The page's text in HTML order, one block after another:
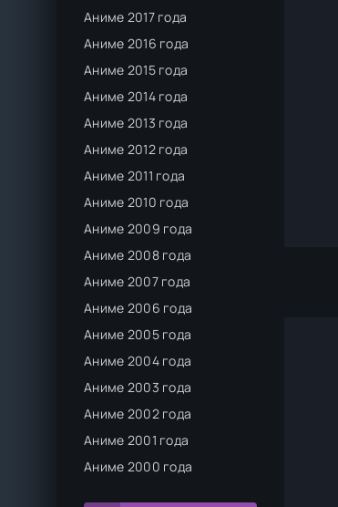
Аниме 2017 года
Аниме 2016 года
Аниме 2015 года
Аниме 2014 года
Аниме 2013 года
Аниме 2012 года
Аниме 2011 года
Аниме 2010 года
Аниме 2009 года
Аниме 2008 года
Аниме 2007 года
Аниме 2006 года
Аниме 2005 года
Аниме 2004 года
Аниме 2003 года
Аниме 2002 года
Аниме 2001 года
Аниме 2000 года